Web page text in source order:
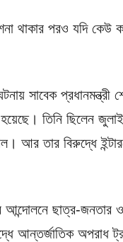
থাকার পরও যদি
সাবেক প্রধানমন্ত্রী
হয়েছে। তিনি ছিলেন
আর তার বিরুদ্ধে
ছাত্র-জনতার
আন্তর্জাতিক অপরাধ